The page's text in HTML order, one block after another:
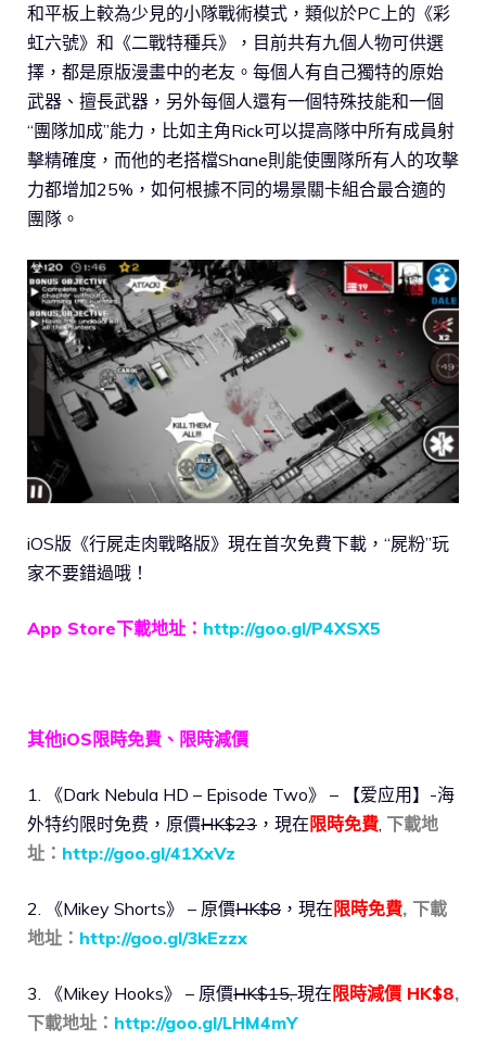
和平板上較為少見的小隊戰術模式，類似於PC上的《彩
虹六號》和《二戰特種兵》，目前共有九個人物可供選
擇，都是原版漫畫中的老友。每個人有自己獨特的原始
武器、擅長武器，另外每個人還有一個特殊技能和一個
“團隊加成”能力，比如主角Rick可以提高隊中所有成員射
擊精確度，而他的老搭檔Shane則能使團隊所有人的攻擊
力都增加25%，如何根據不同的場景關卡組合最合適的
團隊。
iOS版《行屍走肉戰略版》現在首次免費下載，“屍粉”玩
家不要錯過哦！
App Store下載地址： http://goo.gl/P4XSX5
其他iOS限時免費、限時減價
1. 《Dark Nebula HD – Episode Two》 – 【爱应用】-海
外特约限时免费，原價HK$23 ，現在 限時免費, 下載地
址： http://goo.gl/41XxVz
2. 《Mikey Shorts》 – 原價HK$8 ，現在 限時免費, 下載
地址： http://goo.gl/3kEzzx
3. 《Mikey Hooks》 – 原價HK$15,現在 限時減價 HK$8,
下載地址： http://goo.gl/LHM4mY